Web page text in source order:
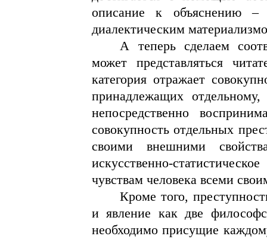
описание к объяснению –
диалектическим
А теперь сделаем
может представляться
категория отражает
принадлежащих отдельному,
непосредственно
совокупность отдельных
своими внешними
искусственно-
чувствам человека всеми
Кроме того,
и явление как две
необходимо присущие